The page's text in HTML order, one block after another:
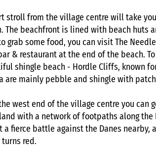
stroll from the village centre will take
The beachfront is lined with beach huts
grab some food, you can visit The
& restaurant at the end of the beach.
shingle beach - Hordle Cliffs, known
are mainly pebble and shingle with
west end of the village centre you can
with a network of footpaths along the
a fierce battle against the Danes
red.